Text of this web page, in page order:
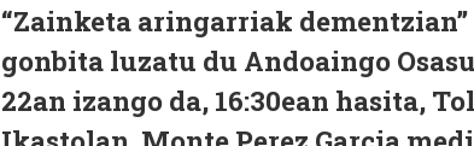
“Zainketa aringarriak
gonbita luzatu du Andoaingo
22an izango da, 16:30ean hasita,